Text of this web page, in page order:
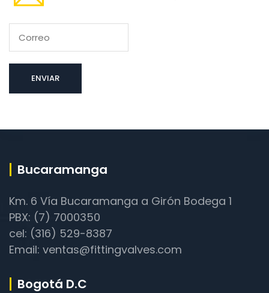
Bucaramanga
Km. 6 Vía Bucaramanga a Girón Bodega 1
PBX: (7) 7000350
cel: (316) 529-8387
Email: ventas@fittingvalves.com
Bogotá D.C